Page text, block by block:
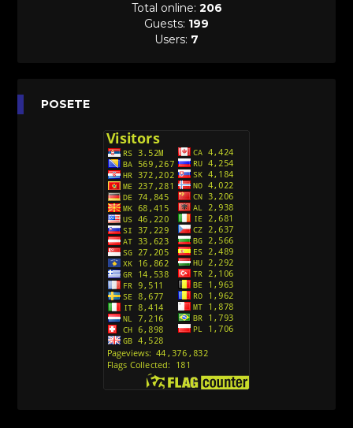
A.T.O.M. (Alpha Teens On Machines)
Sinhronizovano na Hrvatski
Anatane: Saving the Children of Okura
Avanture Kida Opasnost (Sinhronizovano na
Action Man (Sinhronizovano na Hrvatski)
Action Man (2000) Sinhronizovano na Hrvatski
Andjeoski Prijatelji (Sinhronizovano na Srpski)
Ajkuca (Sharkdog) Sinhronizovano na Srpski
Alvin i veverice (Alvinnn!!! And the Chipmunks)
Sinhronizovano na Srpski
Total online: 206
Guests: 199
Users: 7
POSETE